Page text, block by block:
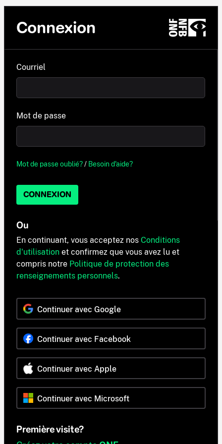
Connexion
Courriel
Mot de passe
Mot de passe oublié?/ Besoin d'aide?
CONNEXION
Ou
En continuant, vous acceptez nos Conditions
d'utilisation et confirmez que vous avez lu et
compris notre Politique de protection des
renseignements personnels.
Continuer avec Google
Continuer avec Facebook
Continuer avec Apple
Continuer avec Microsoft
Première visite?